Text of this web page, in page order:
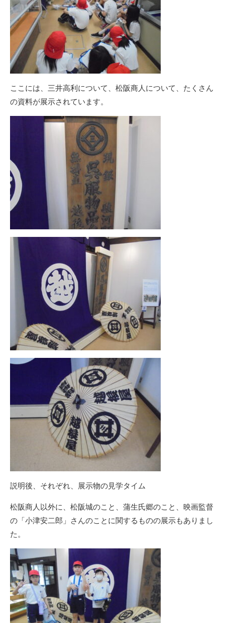
ここには、三井高利について、松阪商人について、たくさん
の資料が展示されています。
説明後、それぞれ、展示物の見学タイム
松阪商人以外に、松阪城のこと、蒲生氏郷のこと、映画監督
の「小津安二郎」さんのことに関するものの展示もありまし
た。